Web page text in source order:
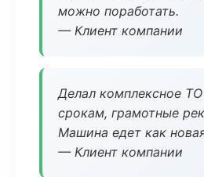
можно поработать.
— Клиент компании
Делал комплексное
срокам, грамотные
Машина едет как
— Клиент компании